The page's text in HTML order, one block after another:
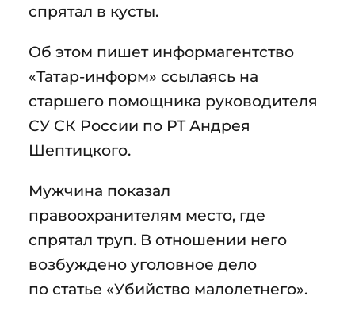
спрятал в кусты.
Об этом пишет информагентство
«Татар-информ» ссылаясь на
старшего помощника руководителя
СУ СК России по РТ Андрея
Шептицкого.
Мужчина показал
правоохранителям место, где
спрятал труп. В отношении него
возбуждено уголовное дело
по статье «Убийство малолетнего».